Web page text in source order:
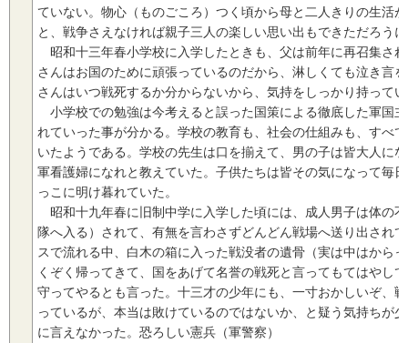
ていない。物心（ものごころ）つく頃から母と二人きりの生活
と、戦争さえなければ親子三人の楽しい思い出もできただろう
昭和十三年春小学校に入学したときも、父は前年に再召集さ
さんはお国のために頑張っているのだから、淋しくても泣き言
さんはいつ戦死するか分からないから、気持をしっかり持って
小学校での勉強は今考えると誤った国策による徹底した軍国
れていった事が分かる。学校の教育も、社会の仕組みも、すべ
いたようである。学校の先生は口を揃えて、男の子は皆大人に
軍看護婦になれと教えていた。子供たちは皆その気になって毎
っこに明け暮れていた。
昭和十九年春に旧制中学に入学した頃には、成人男子は体の
隊へ入る）されて、有無を言わさずどんどん戦場へ送り出され
スで流れる中、白木の箱に入った戦没者の遺骨（実は中はから
くぞく帰ってきて、国をあげて名誉の戦死と言ってもてはやし
守ってやるとも言った。十三才の少年にも、一寸おかしいぞ、
っているが、本当は敗けているのではないか、と疑う気持ちが
に言えなかった。恐ろしい憲兵（軍警察）